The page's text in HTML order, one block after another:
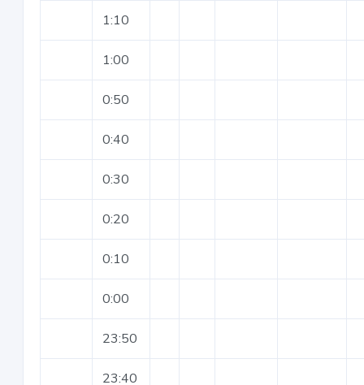
1:10
1:00
0:50
0:40
0:30
0:20
0:10
0:00
23:50
23:40